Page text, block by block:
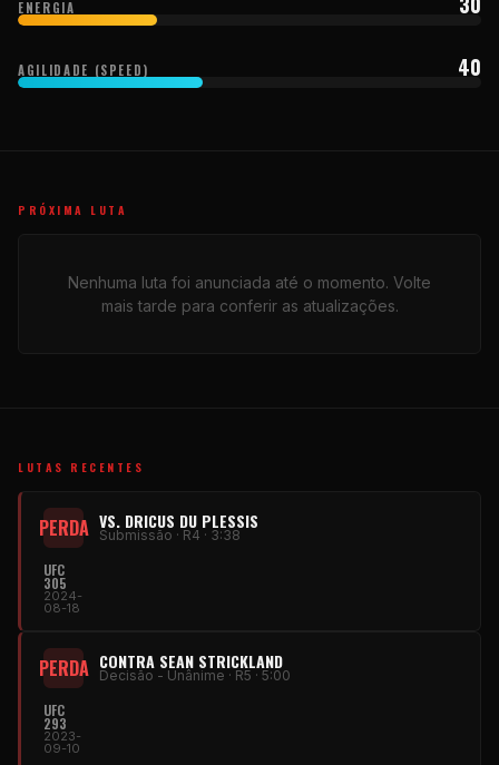
ENERGIA
AGILIDADE (SPEED) 40
PRÓXIMA LUTA
Nenhuma luta foi anunciada até o momento. Volte
mais tarde para conferir as atualizações.
LUTAS RECENTES
PERDA VS. DRICUS DU PLESSIS
Submissão · R4 · 3:38
UFC
305
2024-
08-18
PERDA CONTRA SEAN STRICKLAND
Decisão - Unânime · R5 · 5:00
UFC
293
2023-
09-10